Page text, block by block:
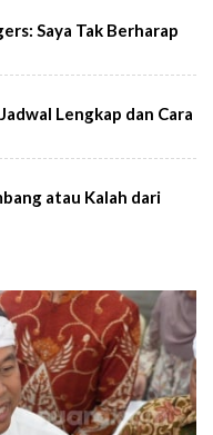
Saya Tak Berharap
Lengkap dan Cara
atau Kalah dari